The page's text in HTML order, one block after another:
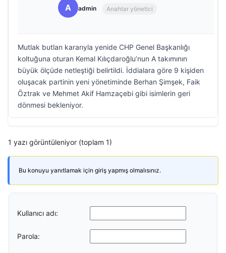
A admin Anahtar yönetici
Mutlak butlan kararıyla yenide CHP Genel Başkanlığı
koltuğuna oturan Kemal Kılıçdaroğlu’nun A takımının
büyük ölçüde netleştiği belirtildi. İddialara göre 9 kişiden
oluşacak partinin yeni yönetiminde Berhan Şimşek, Faik
Öztrak ve Mehmet Akif Hamzaçebi gibi isimlerin geri
dönmesi bekleniyor.
1 yazı görüntüleniyor (toplam 1)
Bu konuyu yanıtlamak için giriş yapmış olmalısınız.
Kullanıcı adı:
Parola: